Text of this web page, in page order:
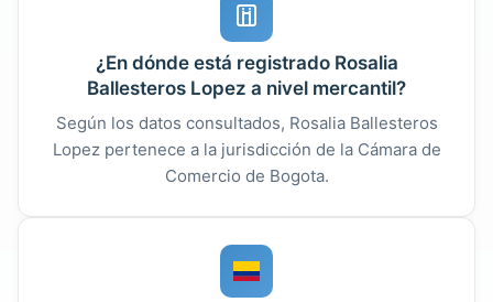
¿En dónde está registrado Rosalia
Ballesteros Lopez a nivel mercantil?
Según los datos consultados, Rosalia Ballesteros
Lopez pertenece a la jurisdicción de la Cámara de
Comercio de Bogota.